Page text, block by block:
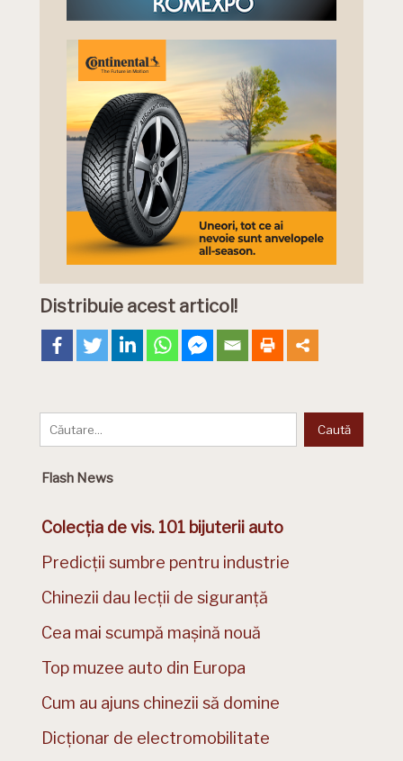
Distribuie acest articol!
Flash News
Colecția de vis. 101 bijuterii auto
Predicții sumbre pentru industrie
Chinezii dau lecții de siguranță
Cea mai scumpă mașină nouă
Top muzee auto din Europa
Cum au ajuns chinezii să domine
Dicționar de electromobilitate